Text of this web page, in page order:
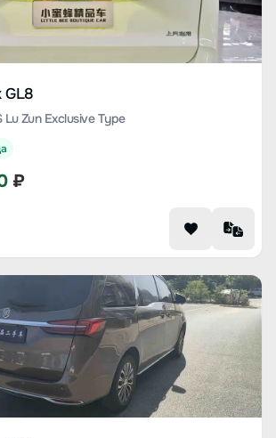
GL8
Lu Zun Exclusive Type
₽